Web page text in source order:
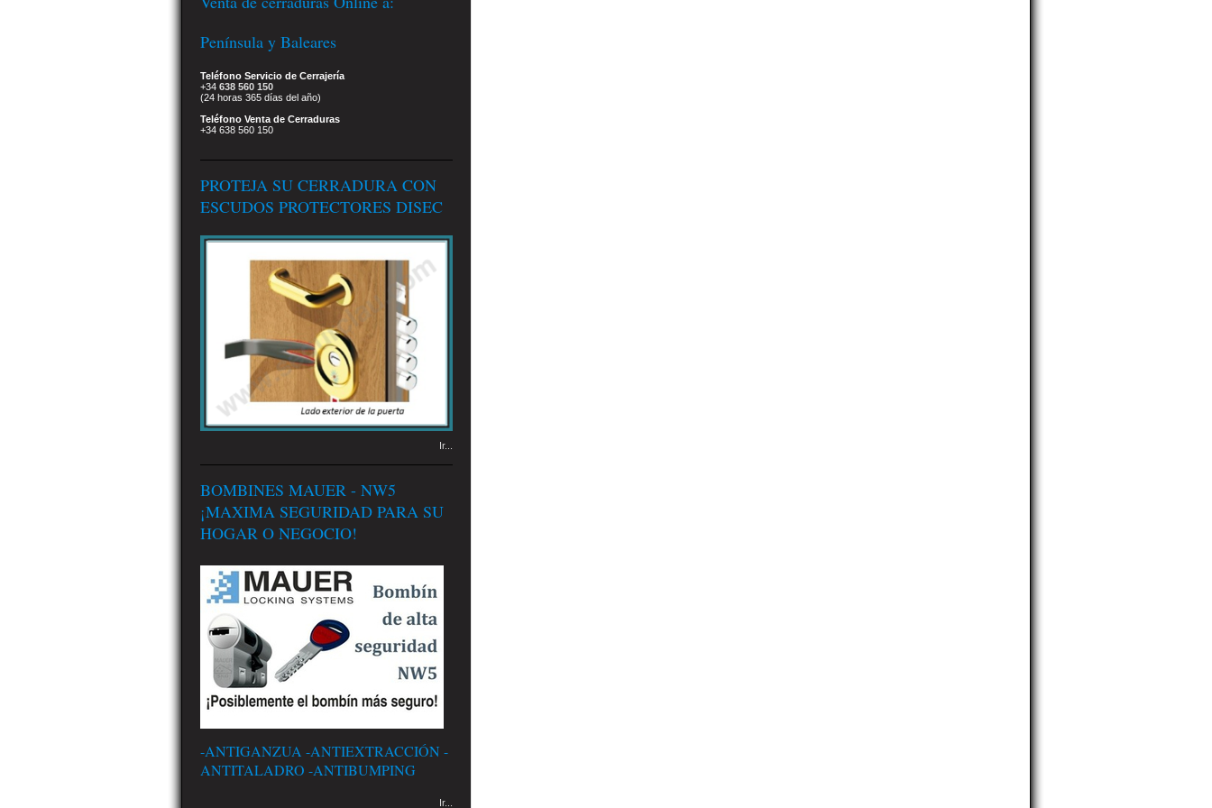
Península y Baleares
Teléfono Servicio de Cerrajería
+34 638 560 150
(24 horas 365 días del año)
Teléfono Venta de Cerraduras
+34 638 560 150
PROTEJA SU CERRADURA CON
ESCUDOS PROTECTORES DISEC
Ir...
BOMBINES MAUER - NW5
¡MAXIMA SEGURIDAD PARA SU
HOGAR O NEGOCIO!
-ANTIGANZUA -ANTIEXTRACCIÓN -
ANTITALADRO -ANTIBUMPING
Ir...